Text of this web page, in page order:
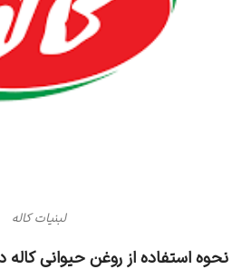
لبنیات کاله
نحوه استفاده از روغن حیوانی